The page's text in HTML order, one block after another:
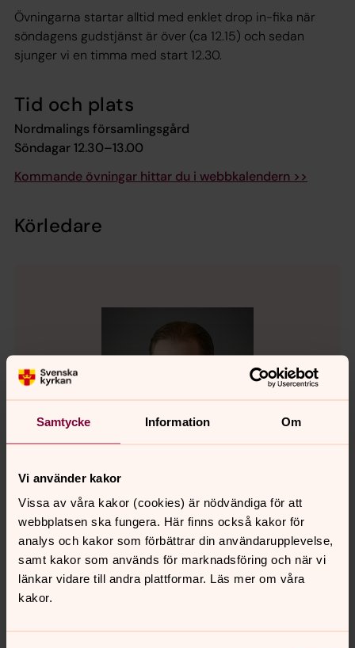
Samtycke Information Om
Vi använder kakor
Vissa av våra kakor (cookies) är nödvändiga för att
webbplatsen ska fungera. Här finns också kakor för
analys och kakor som förbättrar din användarupplevelse,
samt kakor som används för marknadsföring och när vi
länkar vidare till andra plattformar. Läs mer om våra
kakor.
Övningarna startar alltid med enklet drop in-fika när
söndagens gudstjänst är över (ca 12.15) och sedan
sjunger vi en timma med start 12.30.
Tid och plats
Nordmalings församlingsgård
Söndagar 12.30–13.00
Kommande övningar hittar du i webbkalendern >>
Körledare
Urban Lundström
Musikpedagog
Direkt: